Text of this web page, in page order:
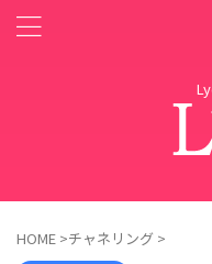
HOME >チャネリング >